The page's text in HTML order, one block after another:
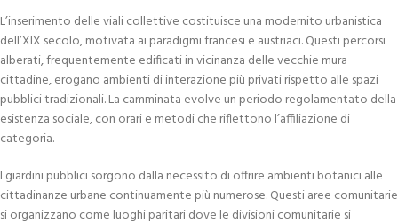
L’inserimento delle viali collettive costituisce una modernito urbanistica
dell’XIX secolo, motivata ai paradigmi francesi e austriaci. Questi percorsi
alberati, frequentemente edificati in vicinanza delle vecchie mura
cittadine, erogano ambienti di interazione più privati rispetto alle spazi
pubblici tradizionali. La camminata evolve un periodo regolamentato della
esistenza sociale, con orari e metodi che riflettono l’affiliazione di
categoria.
I giardini pubblici sorgono dalla necessito di offrire ambienti botanici alle
cittadinanze urbane continuamente più numerose. Questi aree comunitarie
si organizzano come luoghi paritari dove le divisioni comunitarie si